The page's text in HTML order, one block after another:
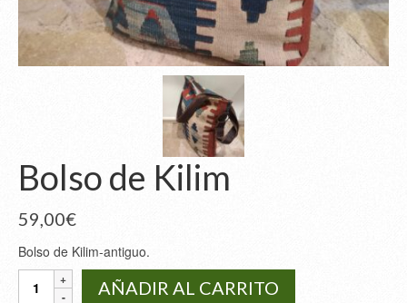
Bolso de Kilim
59,00€
Bolso de Kilim-antiguo.
AÑADIR AL CARRITO